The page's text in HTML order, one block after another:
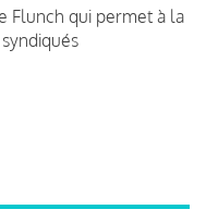
Flunch qui permet à la